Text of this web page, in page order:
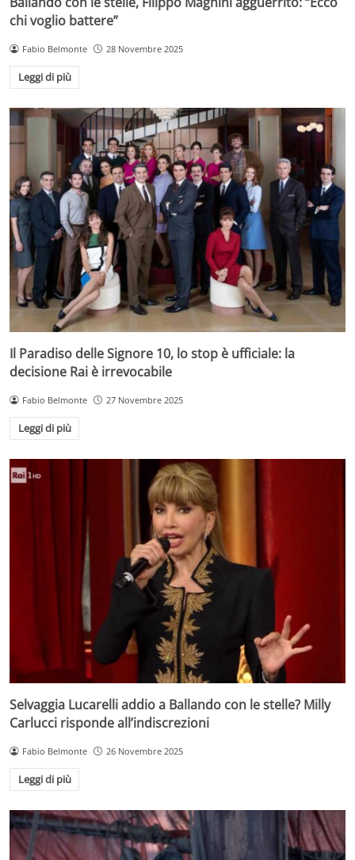
chi voglio battere”
Fabio Belmonte 28 Novembre 2025
Leggi di più
Il Paradiso delle Signore 10, lo stop è ufficiale: la
decisione Rai è irrevocabile
Fabio Belmonte 27 Novembre 2025
Leggi di più
Selvaggia Lucarelli addio a Ballando con le stelle? Milly
Carlucci risponde all’indiscrezioni
Fabio Belmonte 26 Novembre 2025
Leggi di più